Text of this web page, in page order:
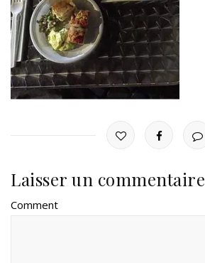
Laisser un commentaire
Comment